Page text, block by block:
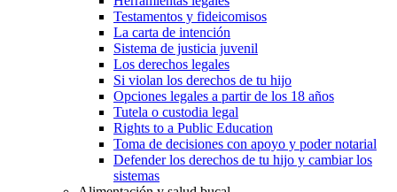
Testamentos y fideicomisos
La carta de intención
Sistema de justicia juvenil
Los derechos legales
Si violan los derechos de tu hijo
Opciones legales a partir de los 18 años
Tutela o custodia legal
Rights to a Public Education
Toma de decisiones con apoyo y poder notarial
Defender los derechos de tu hijo y cambiar los
sistemas